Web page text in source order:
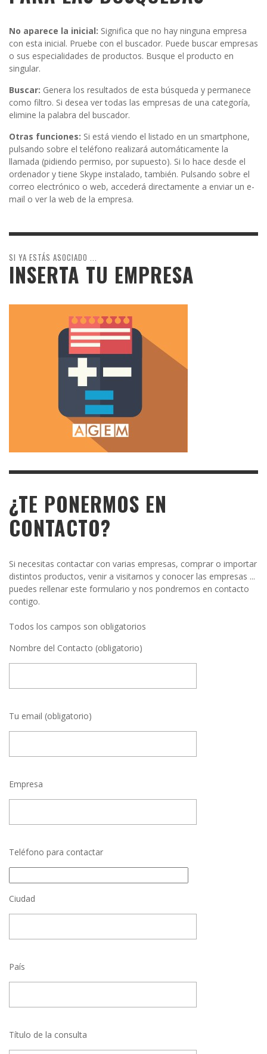
No aparece la inicial: Significa que no hay ninguna empresa
con esta inicial. Pruebe con el buscador. Puede buscar empresas
o sus especialidades de productos. Busque el producto en
singular.
Buscar: Genera los resultados de esta búsqueda y permanece
como filtro. Si desea ver todas las empresas de una categoría,
elimine la palabra del buscador.
Otras funciones: Si está viendo el listado en un smartphone,
pulsando sobre el teléfono realizará automáticamente la
llamada (pidiendo permiso, por supuesto). Si lo hace desde el
ordenador y tiene Skype instalado, también. Pulsando sobre el
correo electrónico o web, accederá directamente a enviar un e-
mail o ver la web de la empresa.
SI YA ESTÁS ASOCIADO ...
INSERTA TU EMPRESA
¿TE PONERMOS EN
CONTACTO?
Si necesitas contactar con varias empresas, comprar o importar
distintos productos, venir a visitarnos y conocer las empresas ...
puedes rellenar este formulario y nos pondremos en contacto
contigo.
Todos los campos son obligatorios
Nombre del Contacto (obligatorio)
Tu email (obligatorio)
Empresa
Teléfono para contactar
Ciudad
País
Título de la consulta